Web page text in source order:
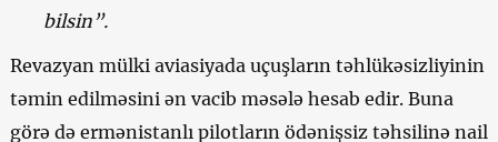
bilsin”.
Revazyan mülki aviasiyada uçuşların təhlükəsizliyinin
təmin edilməsini ən vacib məsələ hesab edir. Buna
görə də ermənistanlı pilotların ödənişsiz təhsilinə nail